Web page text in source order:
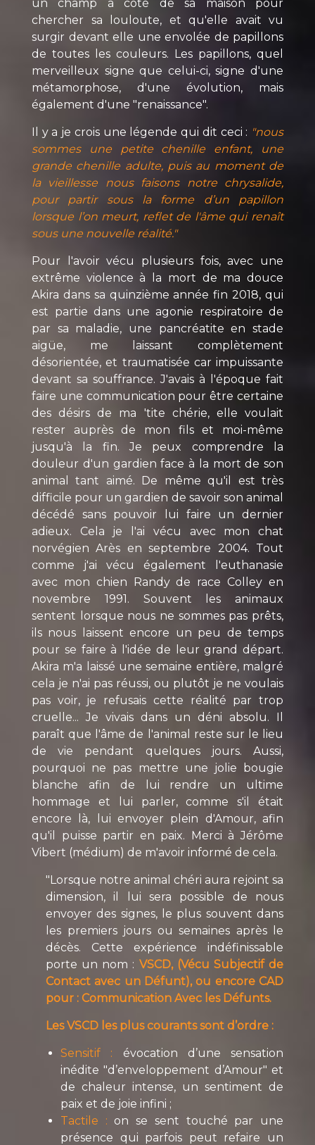
un champ à côté de sa maison pour
chercher sa louloute, et qu'elle avait vu
surgir devant elle une envolée de papillons
de toutes les couleurs. Les papillons, quel
merveilleux signe que celui-ci, signe d'une
métamorphose, d'une évolution, mais
également d'une "renaissance".
Il y a je crois une légende qui dit ceci : "nous
sommes une petite chenille enfant, une
grande chenille adulte, puis au moment de
la vieillesse nous faisons notre chrysalide,
pour partir sous la forme d’un papillon
lorsque l’on meurt, reflet de l'âme qui renaît
sous une nouvelle réalité."
Pour l'avoir vécu plusieurs fois, avec une
extrême violence à la mort de ma douce
Akira dans sa quinzième année fin 2018, qui
est partie dans une agonie respiratoire de
par sa maladie, une pancréatite en stade
aigüe, me laissant complètement
désorientée, et traumatisée car impuissante
devant sa souffrance. J'avais à l'époque fait
faire une communication pour être certaine
des désirs de ma 'tite chérie, elle voulait
rester auprès de mon fils et moi-même
jusqu'à la fin. Je peux comprendre la
douleur d'un gardien face à la mort de son
animal tant aimé. De même qu'il est très
difficile pour un gardien de savoir son animal
décédé sans pouvoir lui faire un dernier
adieux. Cela je l'ai vécu avec mon chat
norvégien Arès en septembre 2004. Tout
comme j'ai vécu également l'euthanasie
avec mon chien Randy de race Colley en
novembre 1991. Souvent les animaux
sentent lorsque nous ne sommes pas prêts,
ils nous laissent encore un peu de temps
pour se faire à l'idée de leur grand départ.
Akira m'a laissé une semaine entière, malgré
cela je n'ai pas réussi, ou plutôt je ne voulais
pas voir, je refusais cette réalité par trop
cruelle... Je vivais dans un déni absolu. Il
paraît que l'âme de l'animal reste sur le lieu
de vie pendant quelques jours. Aussi,
pourquoi ne pas mettre une jolie bougie
blanche afin de lui rendre un ultime
hommage et lui parler, comme s'il était
encore là, lui envoyer plein d'Amour, afin
qu'il puisse partir en paix. Merci à Jérôme
Vibert (médium) de m'avoir informé de cela.
"Lorsque notre animal chéri aura rejoint sa
dimension, il lui sera possible de nous
envoyer des signes, le plus souvent dans
les premiers jours ou semaines après le
décès. Cette expérience indéfinissable
porte un nom : VSCD, (Vécu Subjectif de
Contact avec un Défunt), ou encore CAD
pour : Communication Avec les Défunts.
Les VSCD les plus courants sont d’ordre :
Sensitif : évocation d’une sensation
inédite "d’enveloppement d’Amour" et
de chaleur intense, un sentiment de
paix et de joie infini ;
Tactile : on se sent touché par une
présence qui parfois peut refaire un